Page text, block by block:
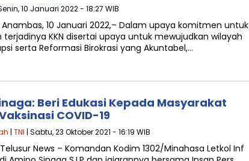
10 Januari 2022 - 18:27 WIB
10 Januari 2022,– Dalam upaya komitmen untuk
KKN disertai upaya untuk mewujudkan wilayah
serta Reformasi Birokrasi yang Akuntabel,…
Beri Edukasi Kepada Masyarakat
COVID-19
| TNI | Sabtu, 23 Oktober 2021 - 16:19 WIB
Telusur News – Komandan Kodim 1302/Minahasa Letkol Inf